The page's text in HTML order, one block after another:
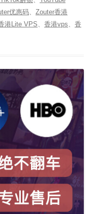
优惠码
Zouter香港
港Lite VPS 香港vps
香